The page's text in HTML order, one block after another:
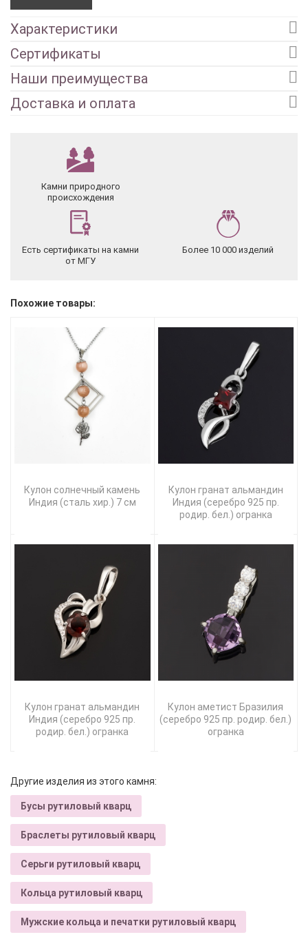
Характеристики
Сертификаты
Наши преимущества
Доставка и оплата
Камни природного
происхождения
Есть сертификаты на камни
от МГУ
Более 10 000 изделий
Похожие товары:
Кулон солнечный камень
Индия (сталь хир.) 7 см
Кулон гранат альмандин
Индия (серебро 925 пр.
родир. бел.) огранка
Кулон гранат альмандин
Индия (серебро 925 пр.
родир. бел.) огранка
Кулон аметист Бразилия
(серебро 925 пр. родир. бел.)
огранка
Другие изделия из этого камня:
Бусы рутиловый кварц
Браслеты рутиловый кварц
Серьги рутиловый кварц
Кольца рутиловый кварц
Мужские кольца и печатки рутиловый кварц